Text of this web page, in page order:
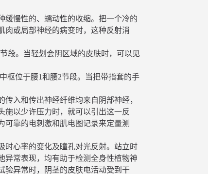
缓慢性的、蠕动性的收缩。把一个冷的
肉或局部神经的病变时，这种反射消
段。当轻划会阴区域的皮肤时，可以见
枢位于腰1和腰2节段。当把带指套的手
入和传出神经纤维均来自阴部神经，
施以少许压力时，就可以引出这一反
可靠的电刺激和肌电图记录来定量测
时心率的变化及瞳孔对光反射。站立时
异常表现，均有助于检测全身性植物神
验异常时，阴茎的皮肤电活动受到干